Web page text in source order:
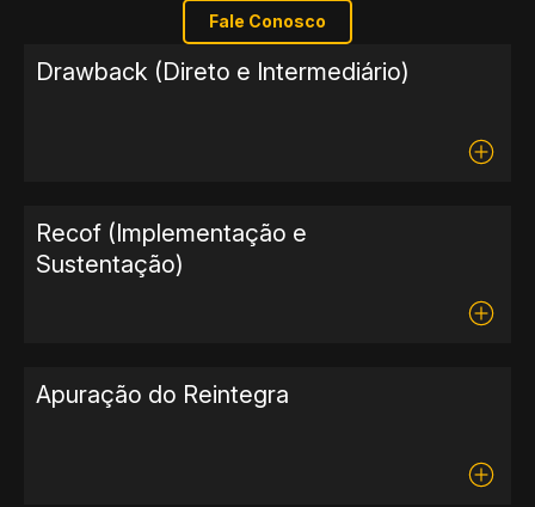
Fale Conosco
Drawback (Direto e Intermediário)
Recof (Implementação e
Sustentação)
Apuração do Reintegra